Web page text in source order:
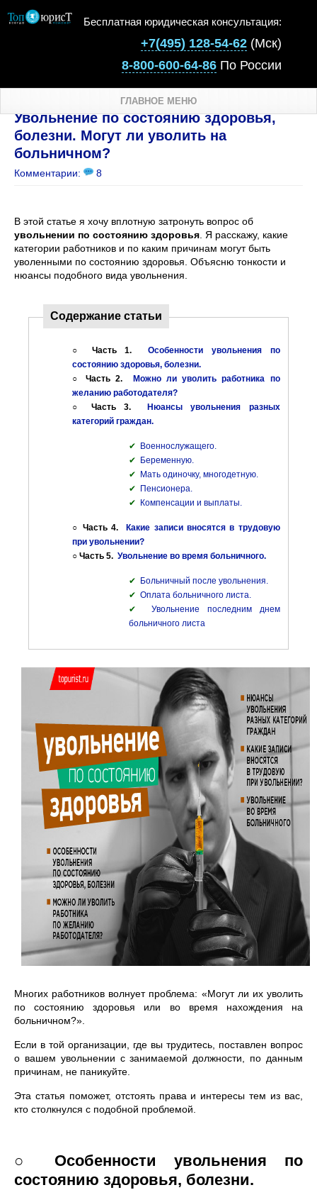
Бесплатная юридическая консультация:
+7(495) 128-54-62 (Мск)
8-800-600-64-86 По России
ГЛАВНОЕ МЕНЮ
Увольнение по состоянию здоровья,
болезни. Могут ли уволить на
больничном?
Комментарии: 8
В этой статье я хочу вплотную затронуть вопрос об
увольнении по состоянию здоровья. Я расскажу, какие
категории работников и по каким причинам могут быть
уволенными по состоянию здоровья. Объясню тонкости и
нюансы подобного вида увольнения.
Содержание статьи
○ Часть 1.Особенности увольнения по
состоянию здоровья, болезни.
○ Часть 2.
Можно ли уволить работника по
желанию работодателя?
○ Часть 3.
Нюансы увольнения разных
категорий граждан.
✔
Военнослужащего.
✔
Беременную.
✔
Мать одиночку, многодетную.
✔
Пенсионера.
✔
Компенсации и выплаты.
○ Часть 4.
Какие записи вносятся в трудовую
при увольнении?
○ Часть 5.Увольнение во время больничного.
✔
Больничный после увольнения.
✔ Оплата больничного листа.
✔
Увольнение последним днем
больничного листа
Многих работников волнует проблема: «Могут ли их уволить
по состоянию здоровья или во время нахождения на
больничном?».
Если в той организации, где вы трудитесь, поставлен вопрос
о вашем увольнении с занимаемой должности, по данным
причинам, не паникуйте.
Эта статья поможет, отстоять права и интересы тем из вас,
кто столкнулся с подобной проблемой.
○ Особенности увольнения по
состоянию здоровья, болезни.